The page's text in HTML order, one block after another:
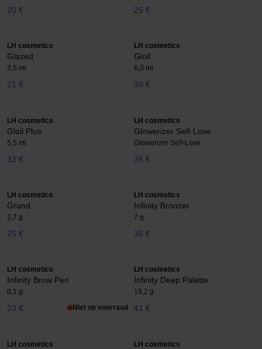
20 € 25 €
LH cosmetics
Glazed
3,5 ml
21 €
LH cosmetics
Gloil
6,0 ml
30 €
LH cosmetics
Gloil Plus
5,5 ml
33 €
LH cosmetics
Glowerizer Self-Love
Glowerizer Self-Love
35 €
LH cosmetics
Grand
2,7 g
25 €
LH cosmetics
Infinity Bronzer
7 g
35 €
LH cosmetics
Infinity Brow Pen
0,1 g
23 € Niet op voorraad
LH cosmetics
Infinity Deep Palette
19,2 g
41 €
LH cosmetics LH cosmetics